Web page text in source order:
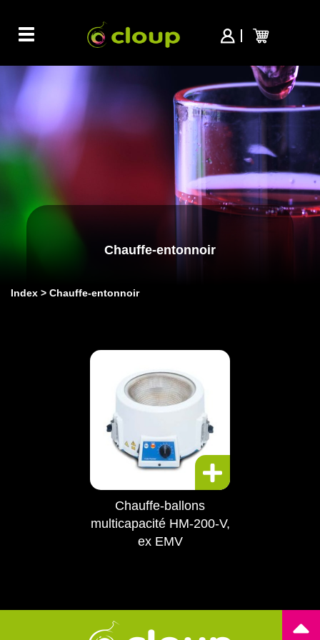
Toggle
navigation
Chauffe-entonnoir
Index Chauffe-entonnoir
Chauffe-ballons
multicapacité HM-200-V,
ex EMV